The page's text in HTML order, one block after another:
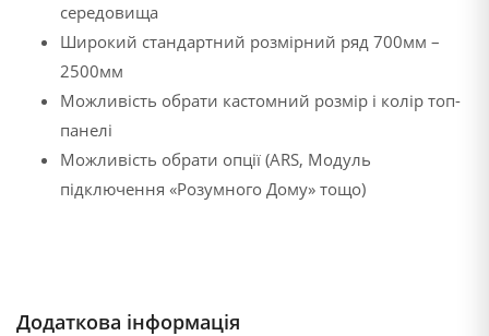
середовища
Широкий стандартний розмірний ряд 700мм –
2500мм
Можливість обрати кастомний розмір і колір топ-
панелі
Можливість обрати опції (ARS, Модуль
підключення «Розумного Дому» тощо)
Додаткова інформація